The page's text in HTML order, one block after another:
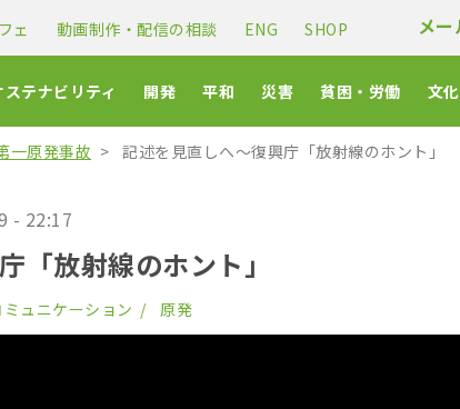
ェ 動画制作・配信の相談 ENG SHOP メ
ステナビリティ 開発 平和 災害 貧困・労働 文
一原発事故 記述を見直しへ～復興庁「放射線のホント」
- 22:17
「放射線のホント」
ュニケーション 原発